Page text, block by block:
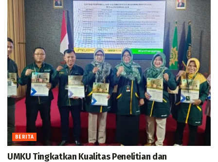
BERITA
UMKU Tingkatkan Kualitas Penelitian dan